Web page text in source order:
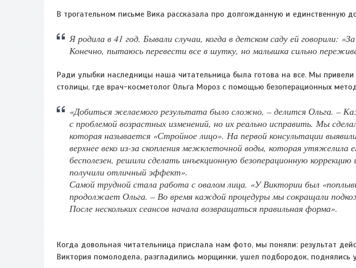
В трогательном письме Вика рассказала про долгожданную и единственную
Я родила в 41 год. Бывали случаи, когда в детском саду ей говорили:
Конечно, пытаюсь перевести все в шутку, но малышка сильно
Ради улыбки наследницы наша читательница была готова на все. Мы
столицы, где врач-косметолог Ольга Мороз с помощью безоперационных
«Добиться желаемого результата было сложно, – делится Ольга. –
с проблемой возрастных изменений, но их реально исправить. Мы
которая называется «Стройное лицо». На первой консультации
верхнее веко из-за скопления межклеточной воды, которая утяжелила
бесполезен, решили сделать инъекционную безоперационную
получили отличный эффект».
Самой трудной стала работа с овалом лица. «У Виктории был
продолжает Ольга. – Во время каждой процедуры мы сокращали
После нескольких сеансов начала возвращаться правильная форма».
Когда довольная читательница прислала нам фото, мы поняли: результат
Виктория помолодела, разгладились морщинки, ушел подбородок, поднялись